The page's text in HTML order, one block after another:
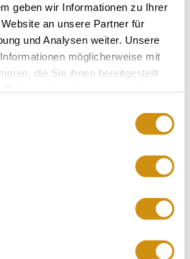
geben wir Informationen zu Ihrer
an unsere Partner für
und Analysen weiter. Unsere
möglicherweise mit
die Sie ihnen bereitgestellt
& 15.00 - 18.00
& 15.00 - 18.00
Gau-Algesheim